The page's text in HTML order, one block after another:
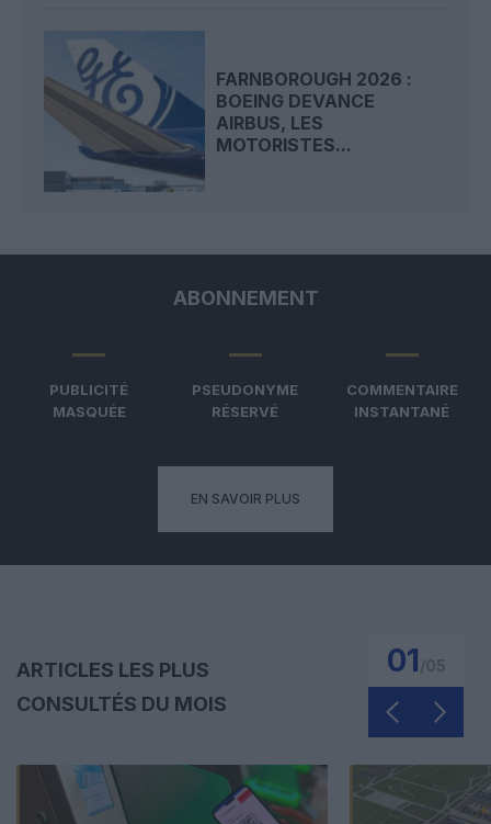
FARNBOROUGH 2026 :
BOEING DEVANCE
AIRBUS, LES
MOTORISTES...
ABONNEMENT
PUBLICITÉ
MASQUÉE
PSEUDONYME
RÉSERVÉ
COMMENTAIRE
INSTANTANÉ
EN SAVOIR PLUS
ARTICLES LES PLUS
CONSULTÉS DU MOIS
01